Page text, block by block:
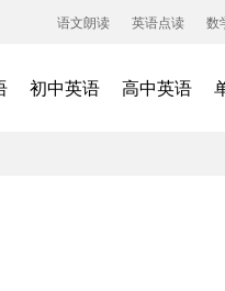
语文朗读 英语点读 数
初中英语 高中英语